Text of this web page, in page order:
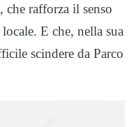
rafforza il senso
E che, nella sua
scindere da Parco